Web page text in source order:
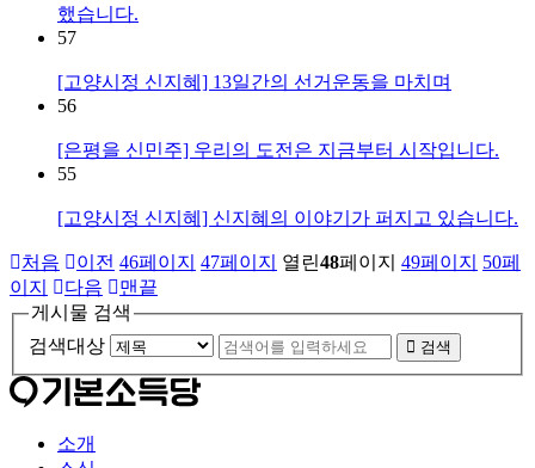
했습니다.
57
[고양시정 신지혜] 13일간의 선거운동을 마치며
56
[은평을 신민주] 우리의 도전은 지금부터 시작입니다.
55
[고양시정 신지혜] 신지혜의 이야기가 퍼지고 있습니다.
처음 이전 46페이지 47페이지 열린48페이지 49페이지 50페
이지
다음
맨끝
게시물 검색
검색대상
검색
소개